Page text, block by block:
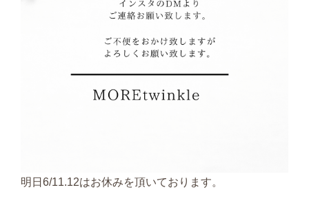
明日6/11.12はお休みを頂いております。